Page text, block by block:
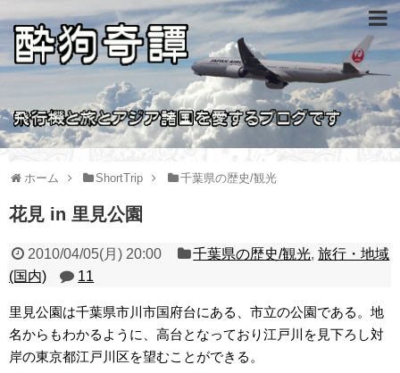
ホーム ShortTrip 千葉県の歴史/観光
花見 in 里見公園
2010/04/05(月) 20:00 千葉県の歴史/観光,旅行・地域
(国内)
11
里見公園は千葉県市川市国府台にある、市立の公園である。地
名からもわかるように、高台となっており江戸川を見下ろし対
岸の東京都江戸川区を望むことができる。